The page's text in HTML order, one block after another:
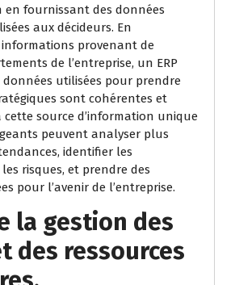
en fournissant des données
aux décideurs. En
provenant de
de l’entreprise, un ERP
utilisées pour prendre
sont cohérentes et
cette source d’information unique
peuvent analyser plus
identifier les
risques, et prendre des
pour l’avenir de l’entreprise.
la gestion des
des ressources